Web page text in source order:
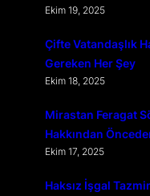
Ekim 19, 2025
Çifte Vatandaşlık
Gereken Her Şey
Ekim 18, 2025
Mirastan Feragat
Hakkından
Ekim 17, 2025
Haksız İşgal